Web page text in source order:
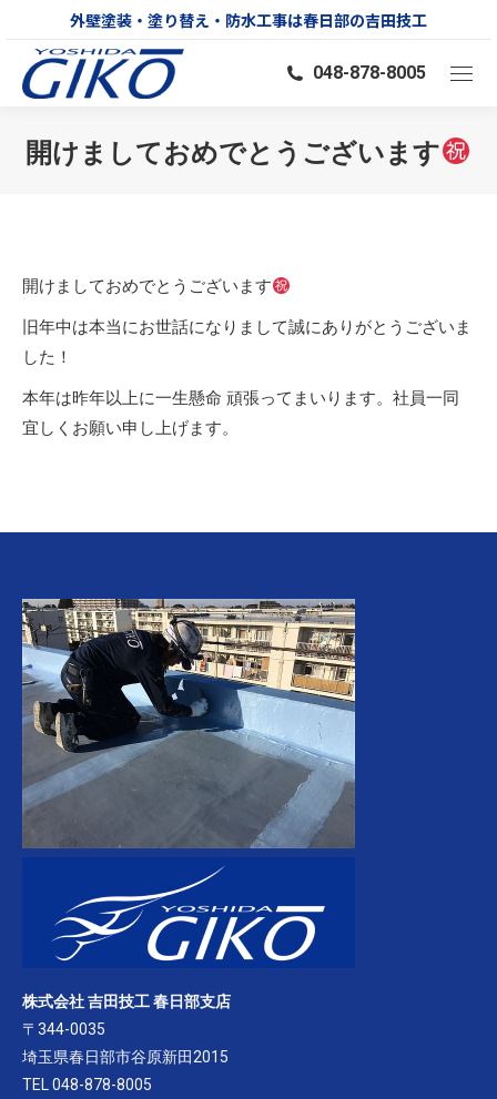
外壁塗装・塗り替え・防水工事は春日部の吉田技工
048-878-8005
開けましておめでとうございます
開けましておめでとうございます
旧年中は本当にお世話になりまして誠にありがとうございま
した！
本年は昨年以上に一生懸命 頑張ってまいります。社員一同
宜しくお願い申し上げます。
株式会社 吉田技工 春日部支店
〒344-0035
埼玉県春日部市谷原新田2015
TEL 048-878-8005